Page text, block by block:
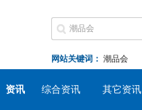
网站关键词： 潮品会
资讯 综合资讯 其它资讯